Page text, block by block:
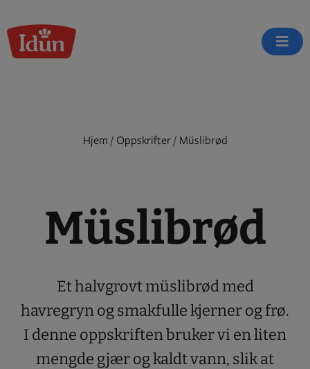
to
content
Hjem / Oppskrifter/ Müslibrød
Müslibrød
Et halvgrovt müslibrød med
havregryn og smakfulle kjerner og frø.
I denne oppskriften bruker vi en liten
mengde gjær og kaldt vann, slik at